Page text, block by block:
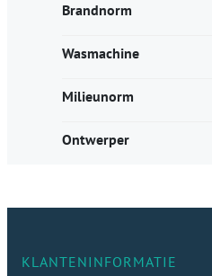
Brandnorm
Wasmachine
Milieunorm
Ontwerper
KLANTENINFORMATIE